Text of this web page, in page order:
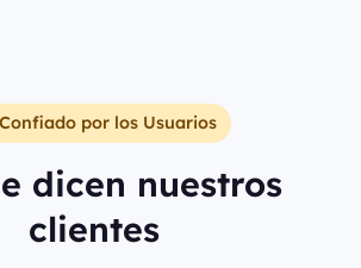
Confiado por los Usuarios
dicen nuestros
clientes